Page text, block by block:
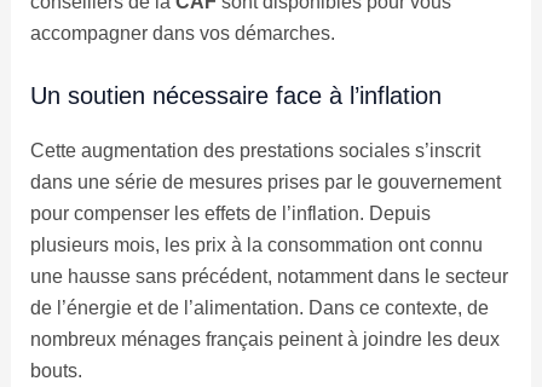
accompagner dans vos démarches.
Un soutien nécessaire face à l’inflation
Cette augmentation des prestations sociales s’inscrit
dans une série de mesures prises par le gouvernement
pour compenser les effets de l’inflation. Depuis
plusieurs mois, les prix à la consommation ont connu
une hausse sans précédent, notamment dans le secteur
de l’énergie et de l’alimentation. Dans ce contexte, de
nombreux ménages français peinent à joindre les deux
bouts.